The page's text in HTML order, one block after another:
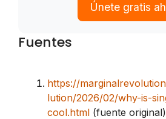
Únete gratis
Fuentes
https://
lution/2026/02/why-is-
cool.html (fuente original)